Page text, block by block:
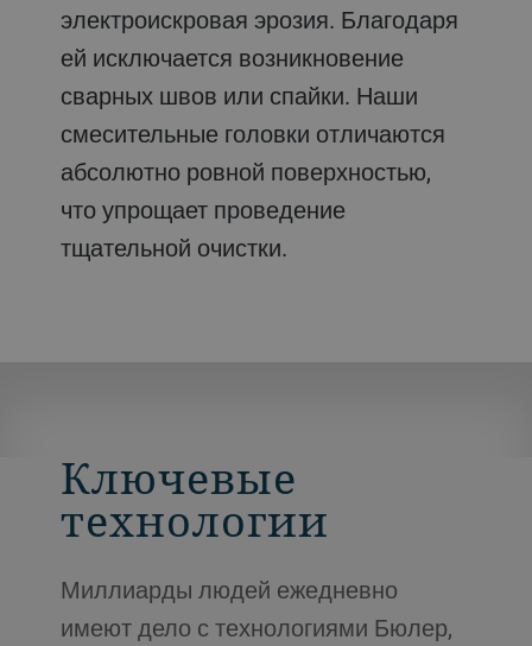
электроискровая эрозия. Благодаря
ей исключается возникновение
сварных швов или спайки. Наши
смесительные головки отличаются
абсолютно ровной поверхностью,
что упрощает проведение
тщательной очистки.
Ключевые
технологии
Миллиарды людей ежедневно
имеют дело с технологиями Бюлер,